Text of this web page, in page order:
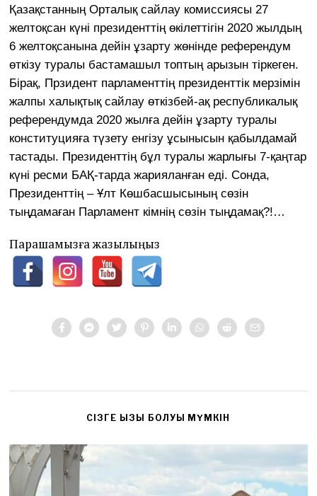
Қазақстанның Орталық сайлау комиссиясы 27
желтоқсан күні президенттің өкілеттігін 2020 жылдың
6 желтоқсанына дейін ұзарту жөнінде референдум
өткізу туралы бастамашыл топтың арызын тіркеген.
Бірақ, Прзидент парламенттің президенттік мерзімін
жалпы халықтық сайлау өткізбей-ақ республикалық
референдумда 2020 жылға дейін ұзарту туралы
конституцияға түзету енгізу ұсынысын қабылдамай
тастады. Президенттің бұл туралы жарлығы 7-қаңтар
күні ресми БАҚ-тарда жарияланған еді. Сонда,
Президенттің – Ұлт Көшбасшысының сөзін
тыңдамаған Парламент кімнің сөзін тыңдамақ?!…
Парақшамызға жазылыңыз
CІЗГЕ ҚЫЗЫҚ БОЛУЫ МҮМКІН